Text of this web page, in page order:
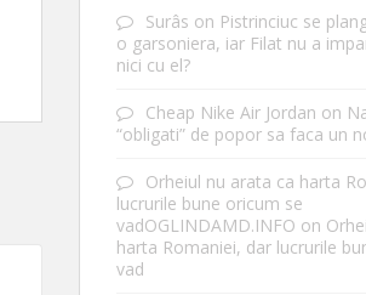
Surâs on Pistrinciuc se
o garsoniera, iar Filat nu a
nici cu el?
Cheap Nike Air Jordan on
“obligati” de popor sa faca un
Orheiul nu arata ca harta
lucrurile bune oricum se
vadOGLINDAMD.INFO on
harta Romaniei, dar lucrurile
vad